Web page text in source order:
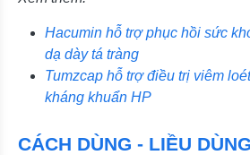
Hacumin hỗ trợ phục hồi sức
dạ dày tá tràng
Tumzcap hỗ trợ điều trị viêm
kháng khuẩn HP
CÁCH DÙNG - LIỀU DÙNG